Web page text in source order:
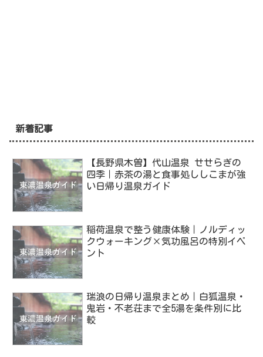
新着記事
【長野県木曽】代山温泉 せせらぎの
四季｜赤茶の湯と食事処ししこまが強
い日帰り温泉ガイド
稲荷温泉で整う健康体験｜ノルディッ
クウォーキング×気功風呂の特別イベ
ント
瑞浪の日帰り温泉まとめ｜白狐温泉・
鬼岩・不老荘まで全5湯を条件別に比
較